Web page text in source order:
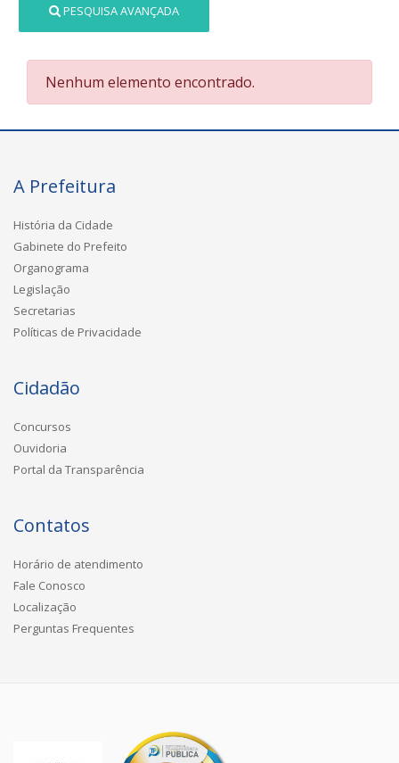
PESQUISA AVANÇADA
Nenhum elemento encontrado.
A Prefeitura
História da Cidade
Gabinete do Prefeito
Organograma
Legislação
Secretarias
Políticas de Privacidade
Cidadão
Concursos
Ouvidoria
Portal da Transparência
Contatos
Horário de atendimento
Fale Conosco
Localização
Perguntas Frequentes